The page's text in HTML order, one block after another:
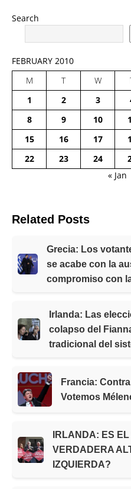
Search
FEBRUARY 2010
M
T W
1
2 3
8
9 10
15
16 17
22
23 24
« Jan
Related Posts
Grecia: Los
se acabe con la
compromiso con
Irlanda: Las
colapso del
tradicional del
Francia:
Votemos
IRLANDA: ES
VERDADERA
IZQUIERDA?